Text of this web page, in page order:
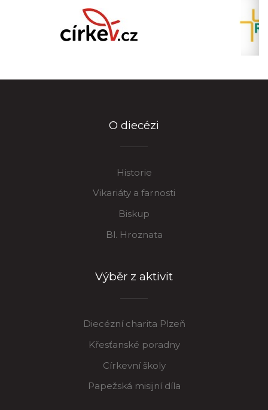
O diecézi
Historie
Vikariáty a farnosti
Biskup
Bl. Hroznata
Výběr z aktivit
Diecézní charita Plzeň
Křesťanské poradny
Církevní školy
Papežská misijní díla